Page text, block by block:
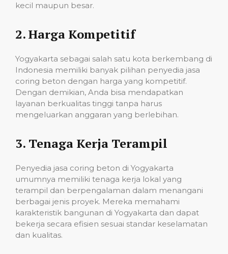
kecil maupun besar.
2.Harga Kompetitif
Yogyakarta sebagai salah satu kota berkembang di
Indonesia memiliki banyak pilihan penyedia jasa
coring beton dengan harga yang kompetitif.
Dengan demikian, Anda bisa mendapatkan
layanan berkualitas tinggi tanpa harus
mengeluarkan anggaran yang berlebihan.
3. Tenaga Kerja Terampil
Penyedia jasa coring beton di Yogyakarta
umumnya memiliki tenaga kerja lokal yang
terampil dan berpengalaman dalam menangani
berbagai jenis proyek. Mereka memahami
karakteristik bangunan di Yogyakarta dan dapat
bekerja secara efisien sesuai standar keselamatan
dan kualitas.